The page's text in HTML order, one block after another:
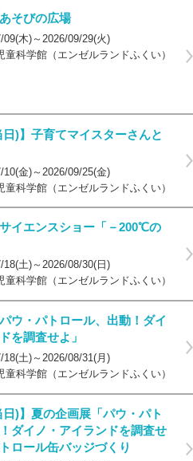
そびの広場
09(木)～2026/09/29(火)
童科学館（エンゼルランドふくい）
日)】子育てマイスターさんと
10(金)～2026/09/25(金)
童科学館（エンゼルランドふくい）
サイエンスショー「－200℃の
18(土)～2026/08/30(日)
童科学館（エンゼルランドふくい）
ウ・パトロール、出動！ダイ
を調査せよ」
18(土)～2026/08/31(月)
童科学館（エンゼルランドふくい）
日)】夏の企画展「パウ・パト
ダイノ・アイランドを調査せ
ロール缶バッジづくり